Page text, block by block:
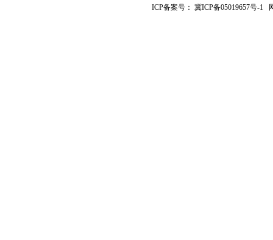
ICP备案号：冀ICP备05019657号-1